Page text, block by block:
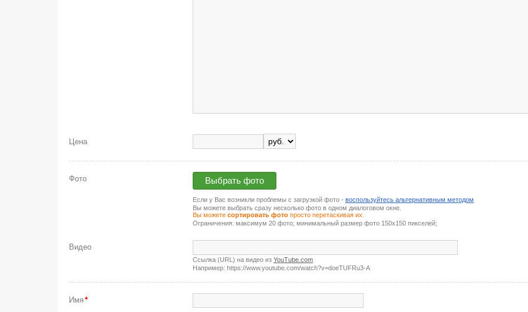
Цена
Фото Выбрать фото
Если у Вас возникли проблемы с загрузкой фото - воспользуйтесь альтернативным методом
Вы можете выбрать сразу несколько фото в одном диалоговом окне.
Вы можете сортировать фото просто перетаскивая их.
Ограничения: максимум 20 фото; минимальный размер фото 150х150 пикселей;
Видео
Ссылка (URL) на видео из YouTube.com
Например: https://www.youtube.com/watch?v=doeTUFRu3-A
Имя *